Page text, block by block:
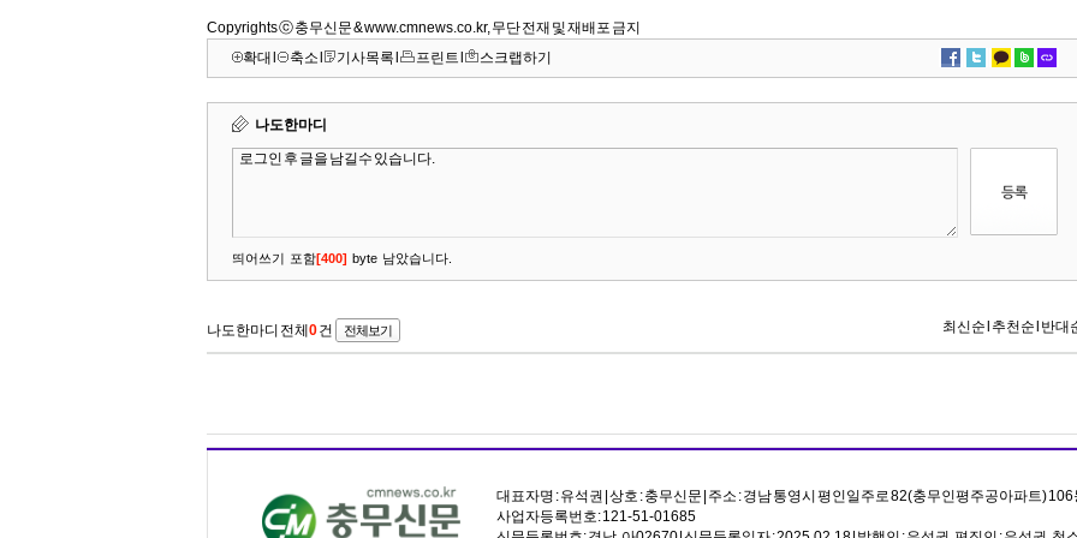
Copyrights ⓒ 충무신문 & www.cmnews.co.kr, 무단 전재 및 재배포 금지
확대
축소 기사목록 프린트 스크랩하기
대표자명 : 유석권 | 상호 : 충무신문 | 주소 : 경남 통영시 평인일주로 82(충무인평주공아파트)
사업자등록번호: 121-51-01685